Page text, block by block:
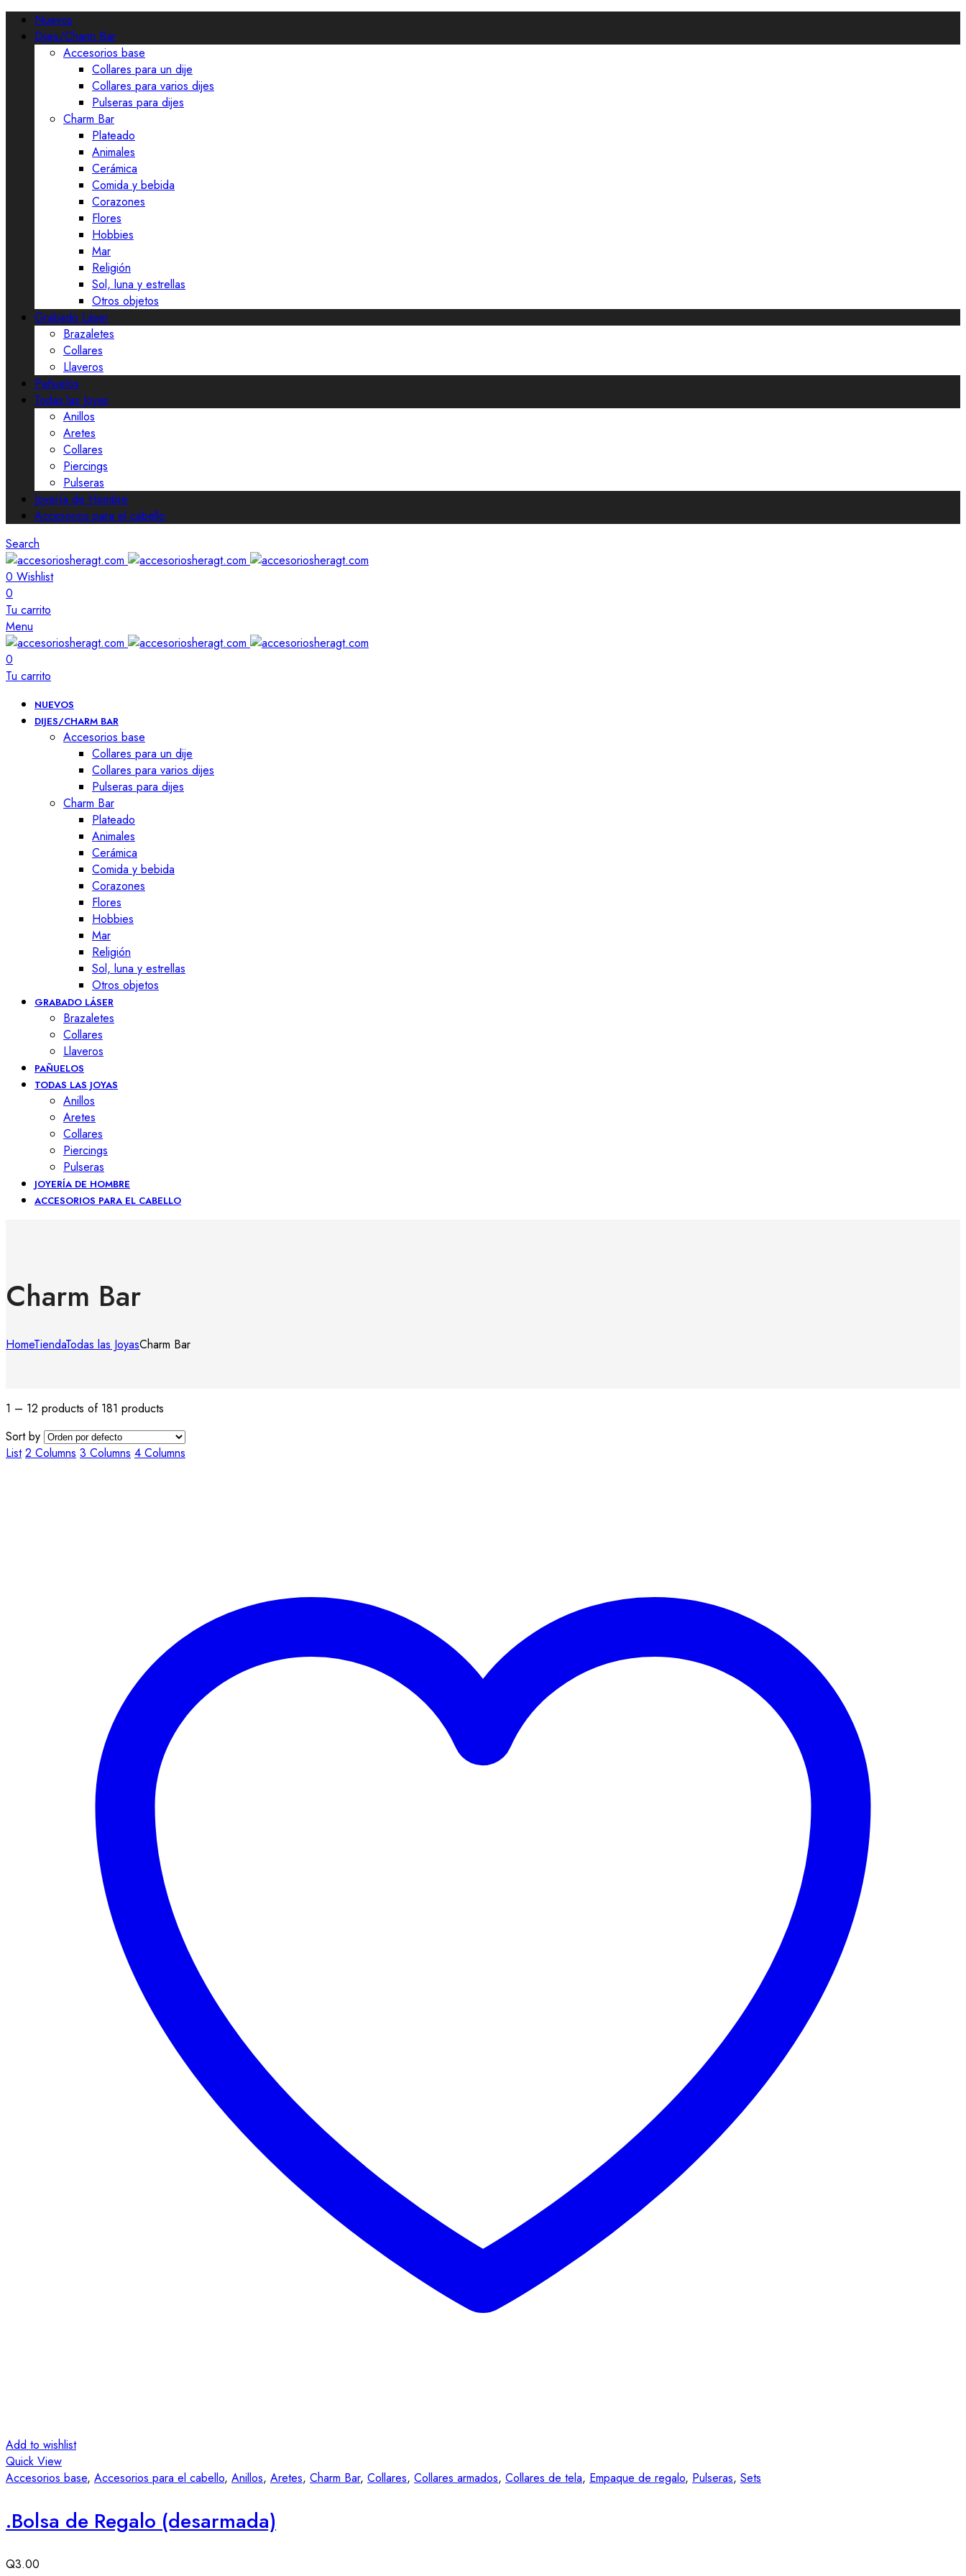
Nuevos
Dijes/Charm Bar
Accesorios base
Collares para un dije
Collares para varios dijes
Pulseras para dijes
Charm Bar
Plateado
Animales
Cerámica
Comida y bebida
Corazones
Flores
Hobbies
Mar
Religión
Sol, luna y estrellas
Otros objetos
Grabado Láser
Brazaletes
Collares
Llaveros
Pañuelos
Todas las Joyas
Anillos
Aretes
Collares
Piercings
Pulseras
Joyería de Hombre
Accesorios para el cabello
Search
0 Wishlist
0
Tu carrito
Menu
0
Tu carrito
NUEVOS
DIJES/CHARM BAR
Accesorios base
Collares para un dije
Collares para varios dijes
Pulseras para dijes
Charm Bar
Plateado
Animales
Cerámica
Comida y bebida
Corazones
Flores
Hobbies
Mar
Religión
Sol, luna y estrellas
Otros objetos
GRABADO LÁSER
Brazaletes
Collares
Llaveros
PAÑUELOS
TODAS LAS JOYAS
Anillos
Aretes
Collares
Piercings
Pulseras
JOYERÍA DE HOMBRE
ACCESORIOS PARA EL CABELLO
Charm Bar
HomeTiendaTodas las JoyasCharm Bar
1 – 12 products of 181 products
Sort by
List 2 Columns 3 Columns 4 Columns
Add to wishlist
Quick View
Accesorios base, Accesorios para el cabello, Anillos, Aretes, Charm Bar, Collares, Collares armados, Collares de tela, Empaque de regalo, Pulseras, Sets
.Bolsa de Regalo (desarmada)
Q3.00